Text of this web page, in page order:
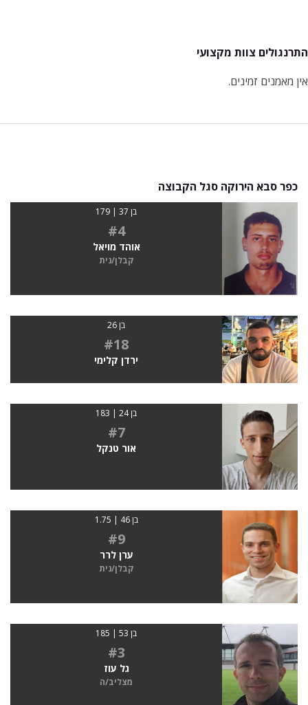
התרנגולים צוות מקצועי
אין מאמנים זמינים.
כפר סבא הירוקה סגל הקבוצה
בן 37 | 179
#4
אוהד מויאל
קבלן/נית
בן 26
#18
ירדן קלימי
בן 24 | 183
#7
אור טנקל
בן 46 | 1.75
#9
ערן לרר
קבלן/נית
בן 53 | 185
#3
גל עוז
מצליב/ה